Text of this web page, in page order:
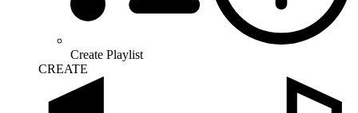
Create Playlist
CREATE